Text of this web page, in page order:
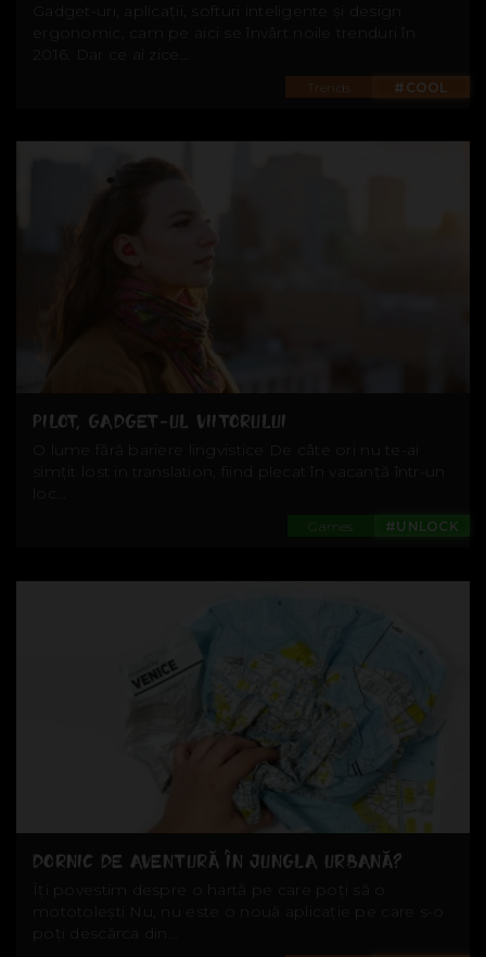
Gadget-uri, aplicații, softuri inteligente și design
ergonomic, cam pe aici se învârt noile trenduri în
2016. Dar ce ai zice...
#COOL
Trends
PILOT, GADGET-UL VIITORULUI
O lume fără bariere lingvistice De câte ori nu te-ai
simțit lost in translation, fiind plecat în vacanță într-un
#UNLOCK
Games
DORNIC DE AVENTURĂ ÎN JUNGLA URBANĂ?
Îți povestim despre o hartă pe care poți să o
mototolești Nu, nu este o nouă aplicație pe care s-o
poți descărca din...